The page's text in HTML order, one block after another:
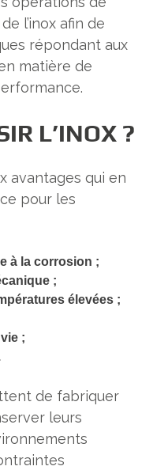
l’inox afin de
répondant aux
matière de
L’INOX ?
avantages qui en
pour les
à la corrosion ;
;
élevées ;
;
de fabriquer
leurs